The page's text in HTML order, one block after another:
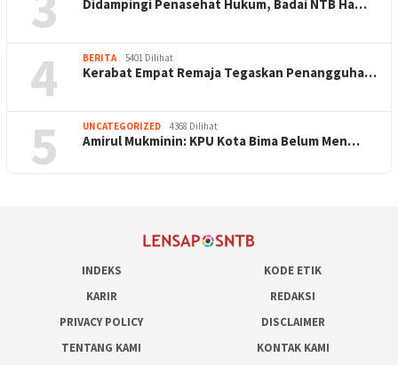
Didampingi Penasehat Hukum, Badai NTB Ha…
4 BERITA 5401 Dilihat
Kerabat Empat Remaja Tegaskan Penangguha…
5 UNCATEGORIZED 4368 Dilihat
Amirul Mukminin: KPU Kota Bima Belum Men…
INDEKS
KODE ETIK
KARIR
REDAKSI
PRIVACY POLICY
DISCLAIMER
TENTANG KAMI
KONTAK KAMI